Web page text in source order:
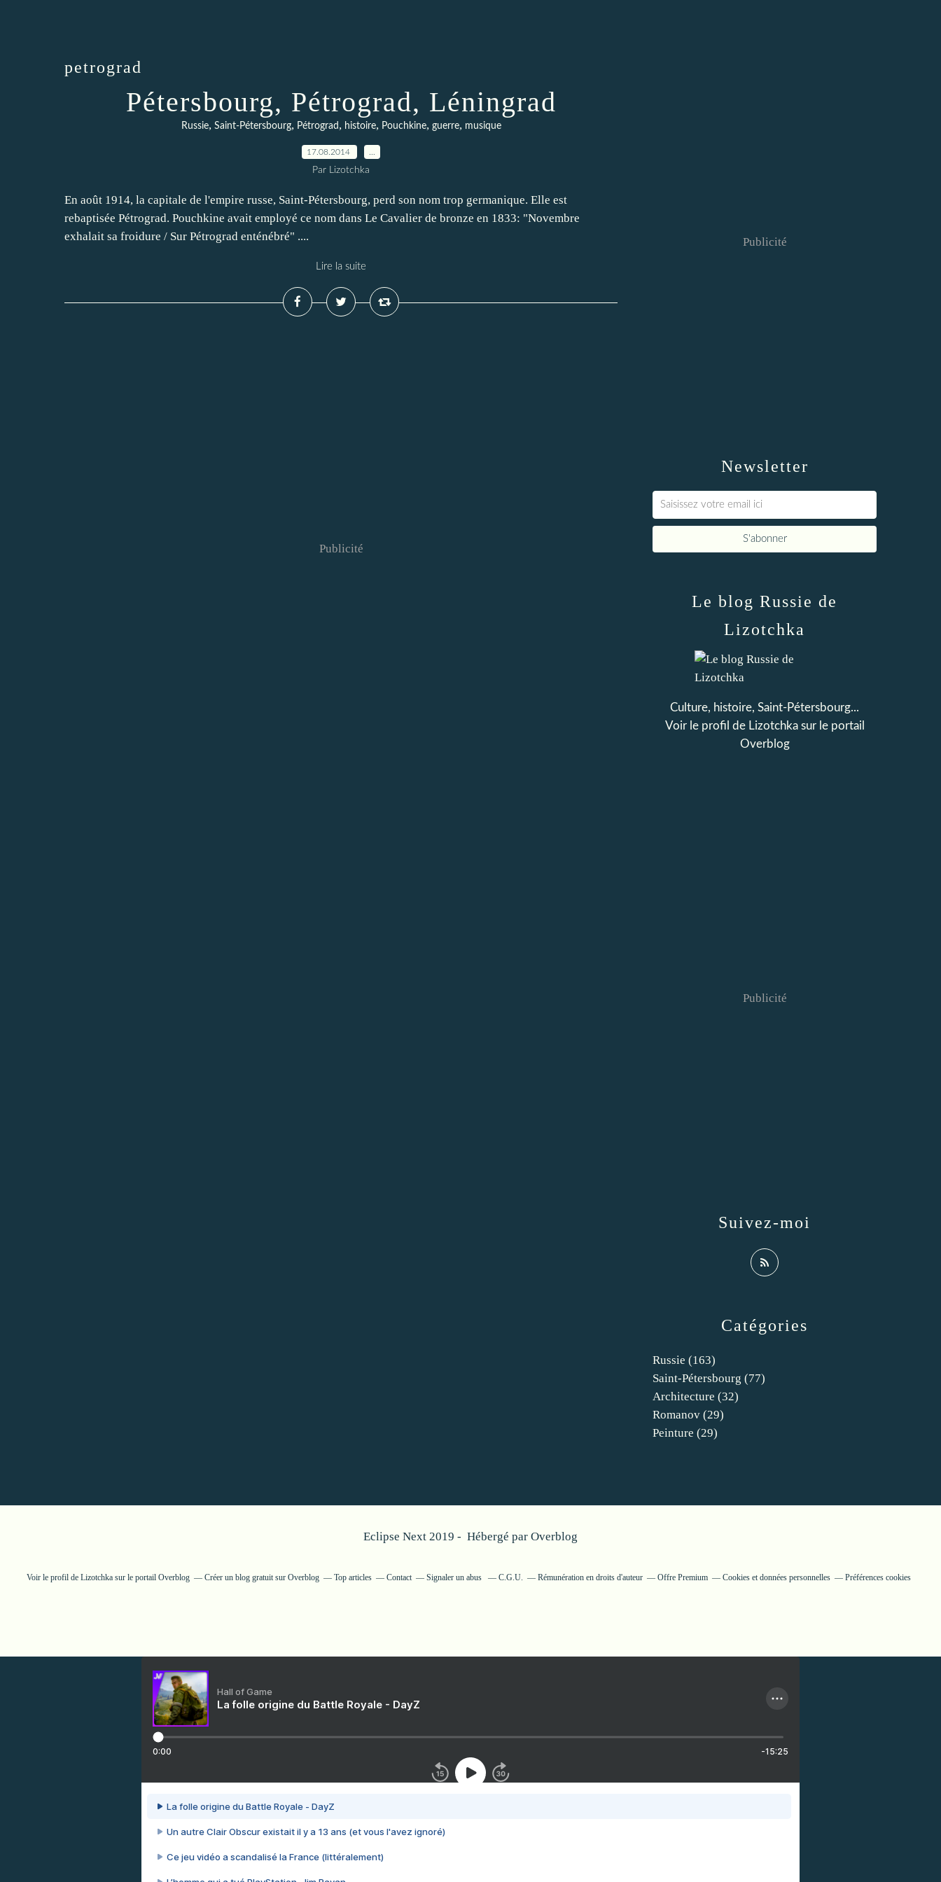
petrograd
Pétersbourg, Pétrograd, Léningrad
Russie, Saint-Pétersbourg, Pétrograd , histoire, Pouchkine, guerre, musique
17.08.2014
Par Lizotchka
En août 1914, la capitale de l'empire russe, Saint-Pétersbourg, perd son nom trop germanique. Elle est
rebaptisée Pétrograd. Pouchkine avait employé ce nom dans Le Cavalier de bronze en 1833: "Novembre
exhalait sa froidure / Sur Pétrograd enténébré" ....
Lire la suite
Publicité
Newsletter
Publicité
Catégories
Russie (163)
Saint-Pétersbourg (77)
Architecture (32)
Romanov (29)
Peinture (29)
Le blog Russie de
Lizotchka
Culture, histoire, Saint-Pétersbourg...
Voir le profil de Lizotchkasur le portail
Overblog
Suivez-moi
Publicité
Eclipse Next 2019 - Hébergé par Overblog
Voir le profil de Lizotchkasur le portail Overblog Créer un blog gratuit sur Overblog Top articles Contact Signaler un abus C.G.U. Rémunération en droits d'auteur Offre Premium Cookies et données personnelles Préférences cookies
Hall of Game
La folle origine du Battle Royale - DayZ
0:00 -15:25
La folle origine du Battle Royale - DayZ
Un autre Clair Obscur existait il y a 13 ans (et vous l'avez ignoré)
Ce jeu vidéo a scandalisé la France (littéralement)